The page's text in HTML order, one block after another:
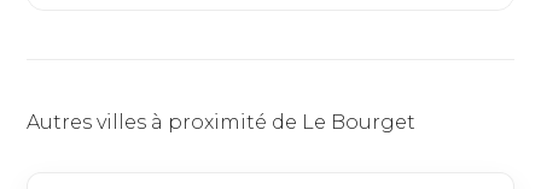
Autres villes à proximité de Le Bourget